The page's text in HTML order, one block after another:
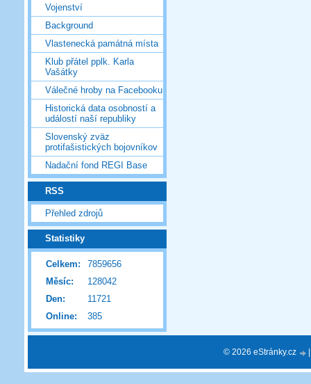
Vojenství
Background
Vlastenecká památná místa
Klub přátel pplk. Karla
Vašátky
Válečné hroby na Facebooku
Historická data osobností a
událostí naší republiky
Slovenský zväz
protifašistických bojovníkov
Nadační fond REGI Base
RSS
Přehled zdrojů
Statistiky
Online: 385
Celkem:
7859656
Měsíc:
128042
Den:
11721
© 2026 eStránky.cz